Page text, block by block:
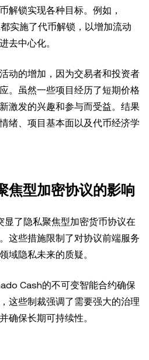
解锁实现各种目标。例如，
实施了代币解锁，以增加流动
去中心化。
动的增加，因为交易者和投资者
。虽然一些项目经历了短期价格
激发的兴趣和参与而受益。结果
绪、项目基本面以及代币经济学
焦型加密协议的影响
了隐私聚焦型加密货币协议在
这些措施限制了对协议前端服务
域隐私未来的质疑。
Cash的不可变智能合约确保
这些制裁强调了需要强大的治理
确保长期可持续性。